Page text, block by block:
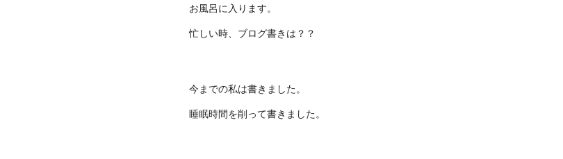
お風呂に入ります。
忙しい時、ブログ書きは？？
今までの私は書きました。
睡眠時間を削って書きました。